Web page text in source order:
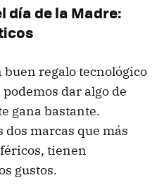
día de la Madre:
buen regalo tecnológico
dar algo de
gana bastante.
marcas que más
tienen
gustos.